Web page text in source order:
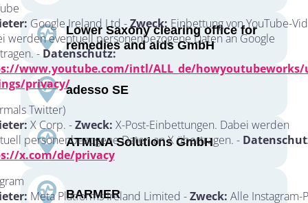
Google Ireland Ltd -Zweck: Einbettung von YouTube-
werden eventuell personenbezogene Daten an Google
- Datenschutz:
www.youtube.com/intl/ALL_de/howyoutubeworks/
privacy/
Twitter)
X Corp. -Zweck: X-Post-Einbettungen. Dabei werden
personenbezogene Daten an X übertragen. -
x.com/de/privacy
Meta Platforms Ireland Limited -Zweck: Alle Instagram-
Lower Saxony clearing office for
remedies and aids GmbH
adesso SE
ATMINA Solutions GmbH
BARMER